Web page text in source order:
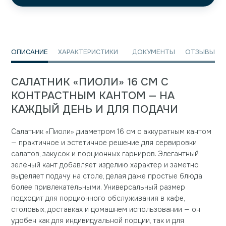
ОПИСАНИЕ ХАРАКТЕРИСТИКИ ДОКУМЕНТЫ ОТЗЫВЫ
САЛАТНИК «ПИОЛИ» 16 СМ С
КОНТРАСТНЫМ КАНТОМ — НА
КАЖДЫЙ ДЕНЬ И ДЛЯ ПОДАЧИ
Салатник «Пиоли» диаметром 16 см с аккуратным кантом
— практичное и эстетичное решение для сервировки
салатов, закусок и порционных гарниров. Элегантный
зелёный кант добавляет изделию характер и заметно
выделяет подачу на столе, делая даже простые блюда
более привлекательными. Универсальный размер
подходит для порционного обслуживания в кафе,
столовых, доставках и домашнем использовании — он
удобен как для индивидуальной порции, так и для